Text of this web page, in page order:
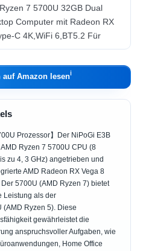
auf Amazon lesenℹ︎
Prozessor】Der NiPoGi E3B
Ryzen 7 5700U CPU (8
zu 4, 3 GHz) angetrieben und
AMD Radeon RX Vega 8
5700U (AMD Ryzen 7) bietet
Leistung als der
Ryzen 5). Diese
gewährleistet die
anspruchsvoller Aufgaben, wie
Home Office